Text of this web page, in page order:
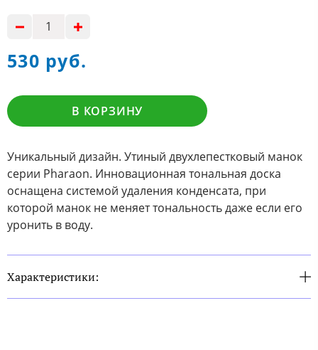
530 руб.
В КОРЗИНУ
Уникальный дизайн. Утиный двухлепестковый манок
серии Pharaon. Инновационная тональная доска
оснащена системой удаления конденсата, при
которой манок не меняет тональность даже если его
уронить в воду.
Характеристики: